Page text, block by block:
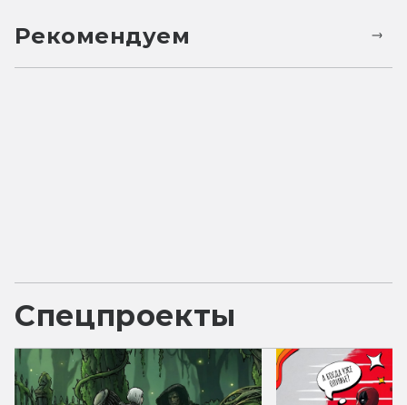
Рекомендуем
Спецпроекты